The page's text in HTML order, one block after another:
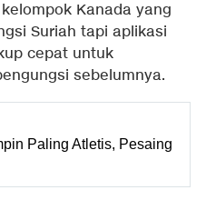
Kanada yang
Suriah tapi aplikasi
cepat untuk
sebelumnya.
Paling Atletis, Pesaing